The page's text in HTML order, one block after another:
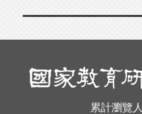
累計瀏覽